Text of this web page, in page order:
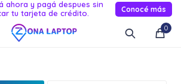
ahora y pagá despues sin
tu tarjeta de crédito.
Conocé más
0
MI CUENTA
Novedades